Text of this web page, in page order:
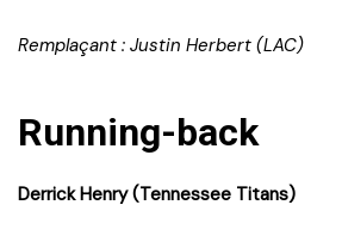
Remplaçant : Justin Herbert (LAC)
Running-back
Derrick Henry (Tennessee Titans)